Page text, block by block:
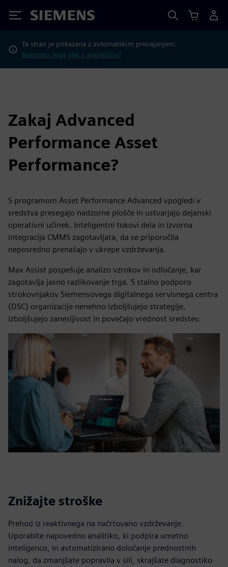
Siemens
Ta stran je prikazana z avtomatskim prevajanjem.
Namesto tega glej v angleščini?
Zakaj Advanced
Performance Asset
Performance?
S programom Asset Performance Advanced vpogledi v
sredstva presegajo nadzorne plošče in ustvarjajo dejanski
operativni učinek. Inteligentni tokovi dela in izvorna
integracija CMMS zagotavljata, da se priporočila
neposredno prenašajo v ukrepe vzdrževanja.
Max Assist pospešuje analizo vzrokov in odločanje, kar
zagotavlja jasno razlikovanje trga. S stalno podporo
strokovnjakov Siemensovega digitalnega servisnega centra
(DSC) organizacije nenehno izboljšujejo strategije,
izboljšujejo zanesljivost in povečajo vrednost sredstev.
Znižajte stroške
Prehod iz reaktivnega na načrtovano vzdrževanje.
Uporabite napovedno analitiko, ki podpira umetno
inteligenco, in avtomatizirano določanje prednostnih
nalog, da zmanjšate popravila v sili, skrajšate diagnostiko